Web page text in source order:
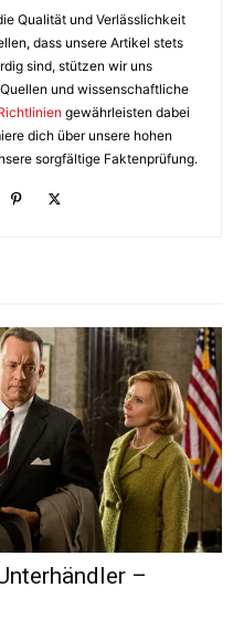
Qualität und Verlässlichkeit
dass unsere Artikel stets
sind, stützen wir uns
und wissenschaftliche
gewährleisten dabei
dich über unsere hohen
sorgfältige Faktenprüfung.
–